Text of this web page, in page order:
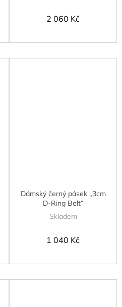
2 060 Kč
Dámský černý pásek „3cm
D-Ring Belt“
Skladem
1 040 Kč